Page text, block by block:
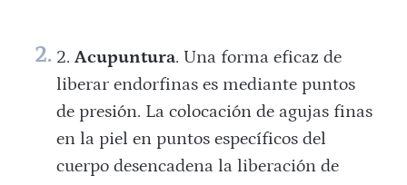
Acupuntura. Una forma eficaz de
liberar endorfinas es mediante puntos
de presión. La colocación de agujas finas
en la piel en puntos específicos del
cuerpo desencadena la liberación de